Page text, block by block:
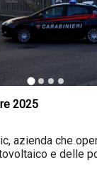
2025
azienda che
e delle